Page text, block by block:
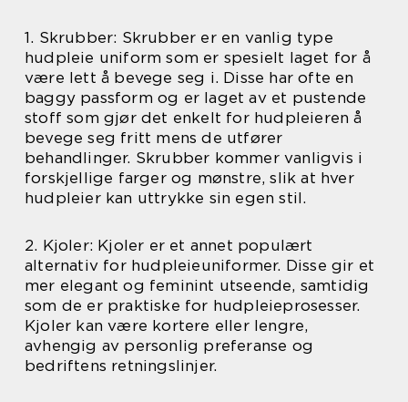
1. Skrubber: Skrubber er en vanlig type
hudpleie uniform som er spesielt laget for å
være lett å bevege seg i. Disse har ofte en
baggy passform og er laget av et pustende
stoff som gjør det enkelt for hudpleieren å
bevege seg fritt mens de utfører
behandlinger. Skrubber kommer vanligvis i
forskjellige farger og mønstre, slik at hver
hudpleier kan uttrykke sin egen stil.
2. Kjoler: Kjoler er et annet populært
alternativ for hudpleieuniformer. Disse gir et
mer elegant og feminint utseende, samtidig
som de er praktiske for hudpleieprosesser.
Kjoler kan være kortere eller lengre,
avhengig av personlig preferanse og
bedriftens retningslinjer.